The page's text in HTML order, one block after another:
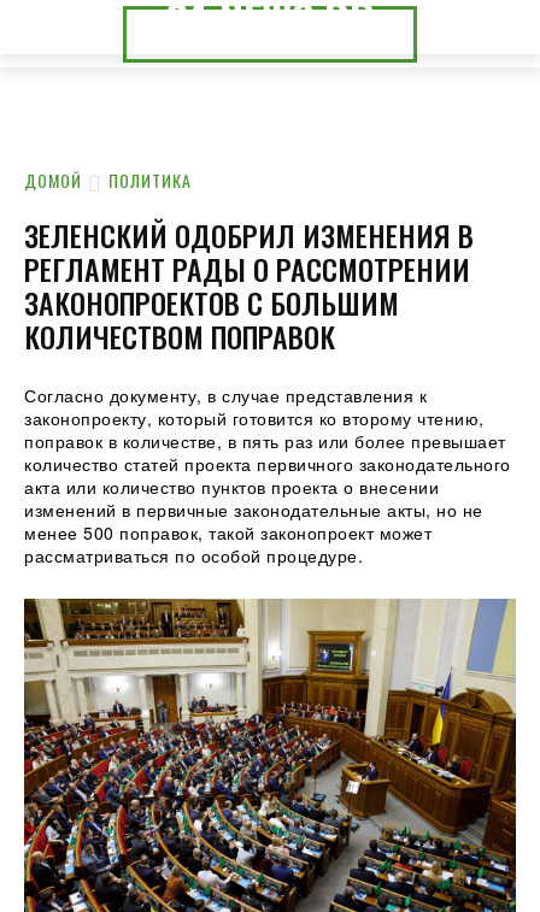
24.NEWS.CK
24.NEWS.DP
ДОМОЙ ПОЛИТИКА
ЗЕЛЕНСКИЙ ОДОБРИЛ ИЗМЕНЕНИЯ В
РЕГЛАМЕНТ РАДЫ О РАССМОТРЕНИИ
ЗАКОНОПРОЕКТОВ С БОЛЬШИМ
КОЛИЧЕСТВОМ ПОПРАВОК
Согласно документу, в случае представления к
законопроекту, который готовится ко второму чтению,
поправок в количестве, в пять раз или более превышает
количество статей проекта первичного законодательного
акта или количество пунктов проекта о внесении
изменений в первичные законодательные акты, но не
менее 500 поправок, такой законопроект может
рассматриваться по особой процедуре.